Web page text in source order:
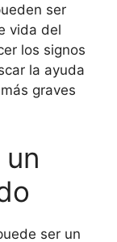
ser
vida del
los signos
la ayuda
graves
ser un